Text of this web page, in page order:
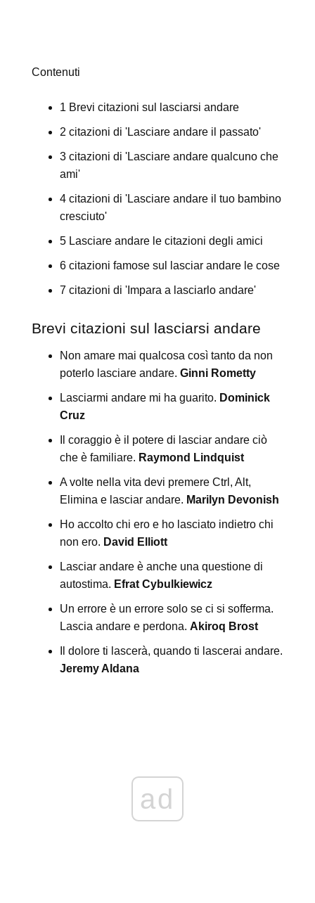
Contenuti
1 Brevi citazioni sul lasciarsi andare
2 citazioni di 'Lasciare andare il passato'
3 citazioni di 'Lasciare andare qualcuno che
ami'
4 citazioni di 'Lasciare andare il tuo bambino
cresciuto'
5 Lasciare andare le citazioni degli amici
6 citazioni famose sul lasciar andare le cose
7 citazioni di 'Impara a lasciarlo andare'
Brevi citazioni sul lasciarsi andare
Non amare mai qualcosa così tanto da non
poterlo lasciare andare. Ginni Rometty
Lasciarmi andare mi ha guarito. Dominick
Cruz
Il coraggio è il potere di lasciar andare ciò
che è familiare. Raymond Lindquist
A volte nella vita devi premere Ctrl, Alt,
Elimina e lasciar andare. Marilyn Devonish
Ho accolto chi ero e ho lasciato indietro chi
non ero. David Elliott
Lasciar andare è anche una questione di
autostima. Efrat Cybulkiewicz
Un errore è un errore solo se ci si sofferma.
Lascia andare e perdona. Akiroq Brost
Il dolore ti lascerà, quando ti lascerai andare.
Jeremy Aldana
ad